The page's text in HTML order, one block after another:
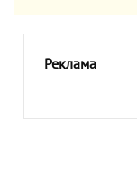
Реклама